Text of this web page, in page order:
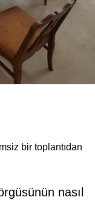
bir toplantıdan
nasıl